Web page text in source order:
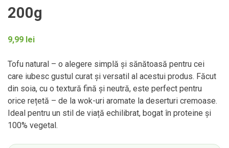
200g
9,99 lei
Tofu natural – o alegere simplă și sănătoasă pentru cei
care iubesc gustul curat și versatil al acestui produs. Făcut
din soia, cu o textură fină și neutră, este perfect pentru
orice rețetă – de la wok-uri aromate la deserturi cremoase.
Ideal pentru un stil de viață echilibrat, bogat în proteine și
100% vegetal.